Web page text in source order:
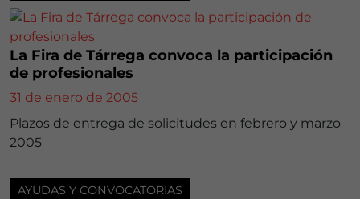
La Fira de Tárrega convoca la participación
de profesionales
31 de enero de 2005
Plazos de entrega de solicitudes en febrero y marzo
2005
AYUDAS Y CONVOCATORIAS